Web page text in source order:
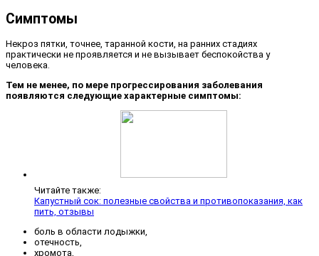
Симптомы
Некроз пятки, точнее, таранной кости, на ранних стадиях
практически не проявляется и не вызывает беспокойства у
человека.
Тем не менее, по мере прогрессирования заболевания
появляются следующие характерные симптомы:
Читайте также:
Капустный сок: полезные свойства и противопоказания, как
пить, отзывы
боль в области лодыжки,
отечность,
хромота,